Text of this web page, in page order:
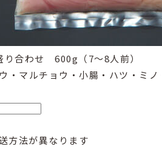
り合わせ 600g（7〜8人前）
・マルチョウ・小腸・ハツ・ミ
方法が異なります